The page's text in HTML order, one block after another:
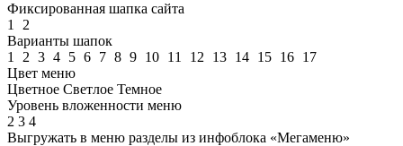
Фиксированная шапка сайта
1
2
Варианты шапок
1
2 3 4 5 6 7 8 9 10 11 12 13 14 15 16 17
Цвет меню
Цветное Светлое Темное
Уровень вложенности меню
2 3 4
Выгружать в меню разделы из инфоблока «Мегаменю»